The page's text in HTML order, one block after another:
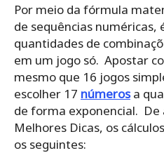
Por meio da fórmula
de sequências numéricas,
quantidades de
em um jogo só. Apostar
mesmo que 16 jogos
escolher 17 númerosa
de forma exponencial. De
Melhores Dicas, os
os seguintes: